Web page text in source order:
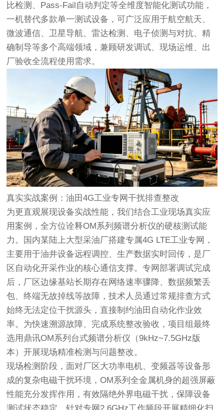
比检测、Pass-Fail自动判定等全维度智能化测试功能，
一机替代多款单一测试设备，可广泛应用于航空航天、
微波通信、卫星导航、雷达检测、电子侦测与对抗、精
确制导等多个高端领域，兼顾研发调试、现场运维、出
厂验收全流程使用需求。
真实实战案例：油田4G工业专网干扰排查整改
为更直观展现设备实战性能，我们结合工业现场真实应
用案例，全方位诠释OM系列频谱分析仪的硬核测试能
力。国内某陆上大型采油厂搭建专属4G LTE工业专网，
主要用于油井设备远程调控、生产数据实时回传，是厂
区自动化开采作业的核心通信支撑。专网部署调试完成
后，厂区边缘基站长期存在网络速率骤降、数据频繁丢
包、终端无故掉线等故障，技术人员通过常规排查方式
始终无法定位干扰源头，直接制约油田自动化作业效
率。为快速溯源故障、完成系统整改验收，项目组最终
选用 鼎讯OM系列台式频谱分析仪（9kHz~7.5GHz版
本）开展现场精准检测与问题整改。
现场检测阶段，面对厂区大功率电机、变频器等设备形
成的复杂电磁干扰环境，OM系列全金属机身的超强屏蔽
性能充分发挥作用，有效隔绝外界电磁干扰，保障设备